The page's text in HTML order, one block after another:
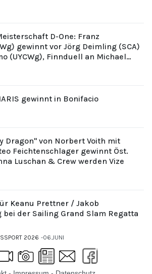
D-One: Franz
gewinnt vor Jörg Deimling (SCA)
(UYCWg), Finnduell an Michael
gewinnt in Bonifacio
Dragon" von Norbert Voith mit
Feichtenschlager gewinnt Öst.
Luschan & Crew werden Vize
Keanu Prettner / Jakob
bei der Sailing Grand Slam Regatta
2026 06.JUNI